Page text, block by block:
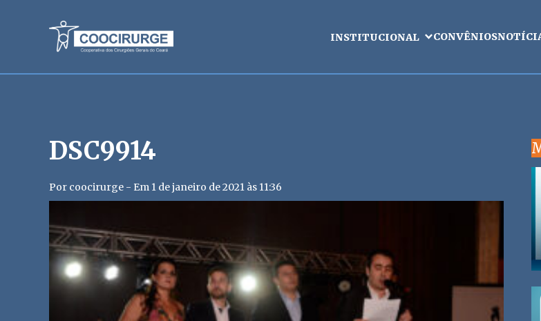
INSTITUCIONAL CONVÊNIOS
DSC9914
Por coocirurge - Em 1 de janeiro de 2021 às 11:36